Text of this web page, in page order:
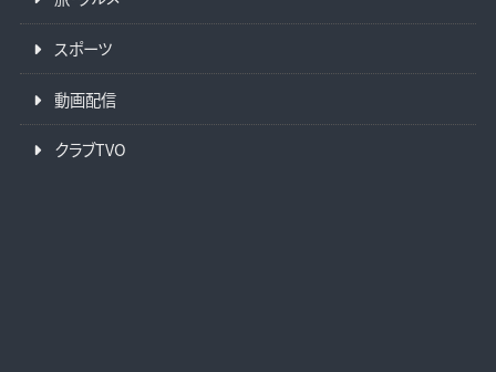
スポーツ
動画配信
クラブTVO